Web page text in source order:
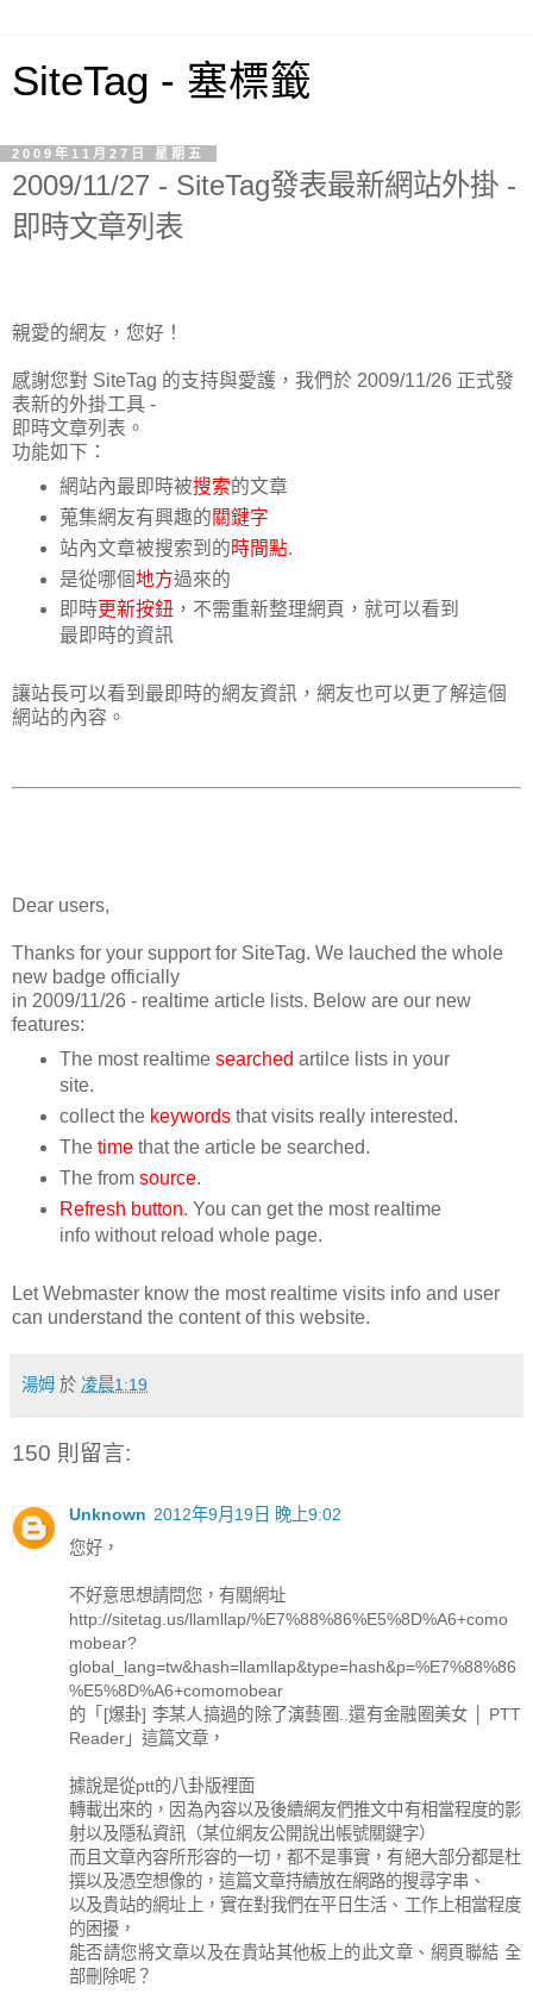
SiteTag - 塞標籤
2009年11月27日 星期五
2009/11/27 - SiteTag發表最新網站外掛 -
即時文章列表
親愛的網友，您好！
感謝您對 SiteTag 的支持與愛護，我們於 2009/11/26 正式發
表新的外掛工具 -
即時文章列表。
功能如下：
網站內最即時被搜索的文章
蒐集網友有興趣的關鍵字
站內文章被搜索到的時間點.
是從哪個地方過來的
即時更新按鈕，不需重新整理網頁，就可以看到
最即時的資訊
讓站長可以看到最即時的網友資訊，網友也可以更了解這個
網站的內容。
Dear users,
Thanks for your support for SiteTag. We lauched the whole
new badge officially
in 2009/11/26 - realtime article lists. Below are our new
features:
The most realtime searched artilce lists in your
site.
collect the keywordsthat visits really interested.
The timethat the article be searched.
The from source.
Refresh button. You can get the most realtime
info without reload whole page.
Let Webmaster know the most realtime visits info and user
can understand the content of this website.
湯姆 於 凌晨1:19
150 則留言:
Unknown 2012年9月19日 晚上9:02
您好，
不好意思想請問您，有關網址
http://sitetag.us/llamllap/%E7%88%86%E5%8D%A6+como
mobear?
global_lang=tw&hash=llamllap&type=hash&p=%E7%88%86
%E5%8D%A6+comomobear
的「[爆卦] 李某人搞過的除了演藝圈..還有金融圈美女 │ PTT
Reader」這篇文章，
據說是從ptt的八卦版裡面
轉載出來的，因為內容以及後續網友們推文中有相當程度的影
射以及隱私資訊（某位網友公開說出帳號關鍵字）
而且文章內容所形容的一切，都不是事實，有絕大部分都是杜
撰以及憑空想像的，這篇文章持續放在網路的搜尋字串、
以及貴站的網址上，實在對我們在平日生活、工作上相當程度
的困擾，
能否請您將文章以及在貴站其他板上的此文章、網頁聯結 全
部刪除呢？